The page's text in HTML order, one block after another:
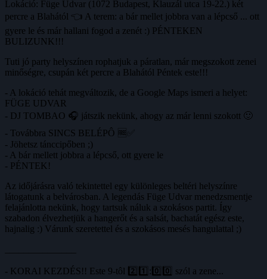
Lokáció: Füge Udvar (1072 Budapest, Klauzál utca 19-22.) két
percre a Blahától 👈 A terem: a bár mellet jobbra van a lépcső ... ott
gyere le és már hallani fogod a zenét :) PÉNTEKEN
BULIZUNK!!!
Tuti jó party helyszínen rophatjuk a páratlan, már megszokott zenei
minőségre, csupán két percre a Blahától Péntek este!!!
- A lokáció tehát megváltozik, de a Google Maps ismeri a helyet:
FÜGE UDVAR
- DJ TOMBAO 🎧 játszik nekünk, ahogy az már lenni szokott 🙂
- Továbbra SINCS BELÉPÔ 🆓✅
- Jöhetsz tánccipőben ;)
- A bár mellett jobbra a lépcső, ott gyere le
- PÉNTEK!
Az időjárásra való tekintettel egy különleges beltéri helyszínre
látogatunk a belvárosban. A legendás Füge Udvar menedzsmentje
felajánlotta nekünk, hogy tartsuk náluk a szokásos partit. Így
szabadon élvezhetjük a hangerőt és a salsát, bachatát egész este,
hajnalig :) Várunk szeretettel és a szokásos mesés hangulattal ;)
- KORAI KEZDÉS!! Este 9-tôl 2️⃣1️⃣:0️⃣0️⃣ szól a zene...